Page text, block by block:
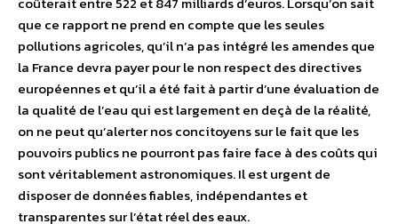
que ce rapport ne prend en compte que les seules
pollutions agricoles, qu’il n’a pas intégré les amendes que
la France devra payer pour le non respect des directives
européennes et qu’il a été fait à partir d’une évaluation de
la qualité de l’eau qui est largement en deçà de la réalité,
on ne peut qu’alerter nos concitoyens sur le fait que les
pouvoirs publics ne pourront pas faire face à des coûts qui
sont véritablement astronomiques. Il est urgent de
disposer de données fiables, indépendantes et
transparentes sur l’état réel des eaux.